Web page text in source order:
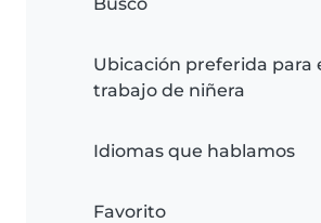
Ubicación preferida para
trabajo de niñera
Idiomas que hablamos
Favorito